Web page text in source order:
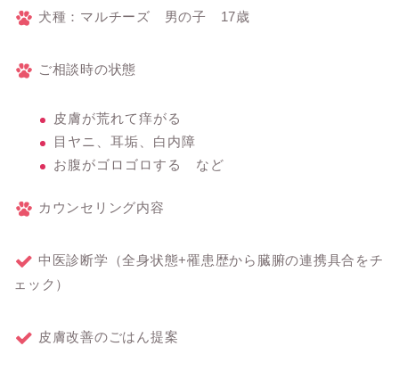
犬種：マルチーズ 男の子 17歳
ご相談時の状態
皮膚が荒れて痒がる
目ヤニ、耳垢、白内障
お腹がゴロゴロする など
カウンセリング内容
中医診断学（全身状態+罹患歴から臓腑の連携具合をチ
ェック）
皮膚改善のごはん提案